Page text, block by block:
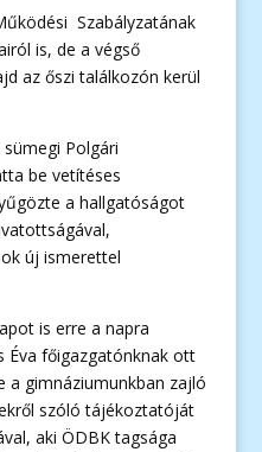
Szabályzatának
is, de a végső
az őszi találkozón kerül
Polgári
be vetítéses
a hallgatóságot
új ismerettel
is erre a napra
Éva főigazgatónknak ott
a gimnáziumunkban zajló
szóló tájékoztatóját
aki ÖDBK tagsága